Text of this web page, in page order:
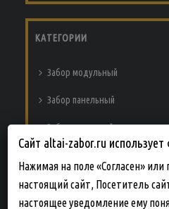
КАТЕГОРИИ
Забор модульный
Забор панельный
Забор из сварной сетки
Основа для забора
Сайт altai-zabor.ru
Нажимая на поле «Согласен»
настоящий сайт, Посетитель
настоящее уведомление ему